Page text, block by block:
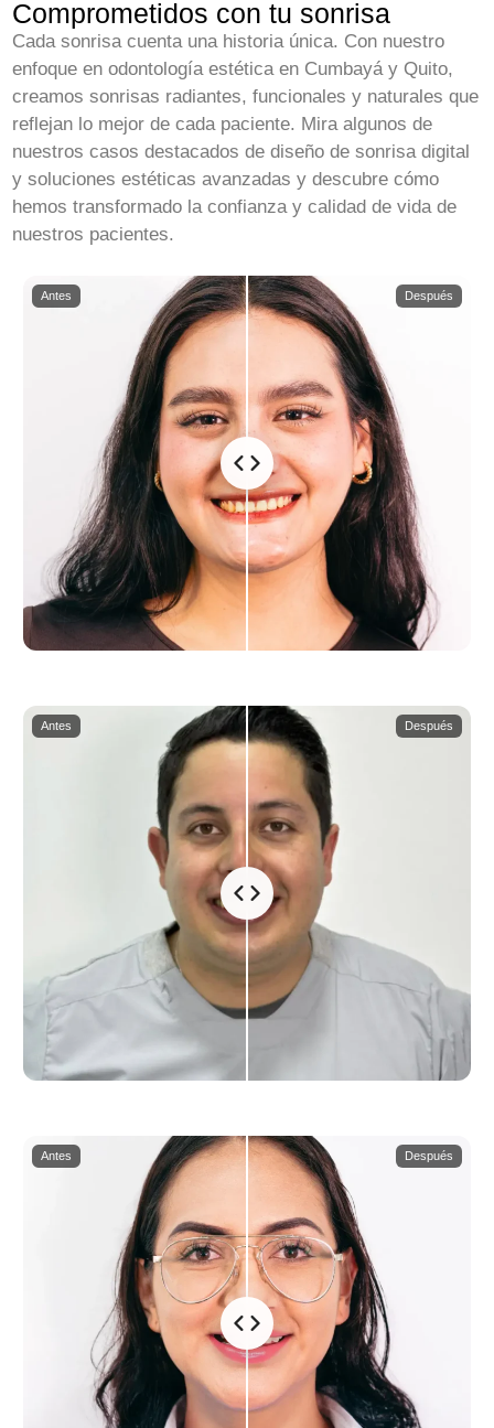
Comprometidos con tu sonrisa
Cada sonrisa cuenta una historia única. Con nuestro
enfoque en odontología estética en Cumbayá y Quito,
creamos sonrisas radiantes, funcionales y naturales que
reflejan lo mejor de cada paciente. Mira algunos de
nuestros casos destacados de diseño de sonrisa digital
y soluciones estéticas avanzadas y descubre cómo
hemos transformado la confianza y calidad de vida de
nuestros pacientes.
Antes Después
Antes Después
Antes Después